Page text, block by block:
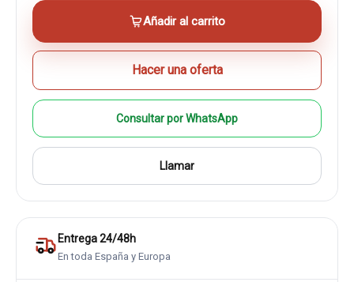
Añadir al carrito
Hacer una oferta
Consultar por WhatsApp
Llamar
Entrega 24/48h
En toda España y Europa